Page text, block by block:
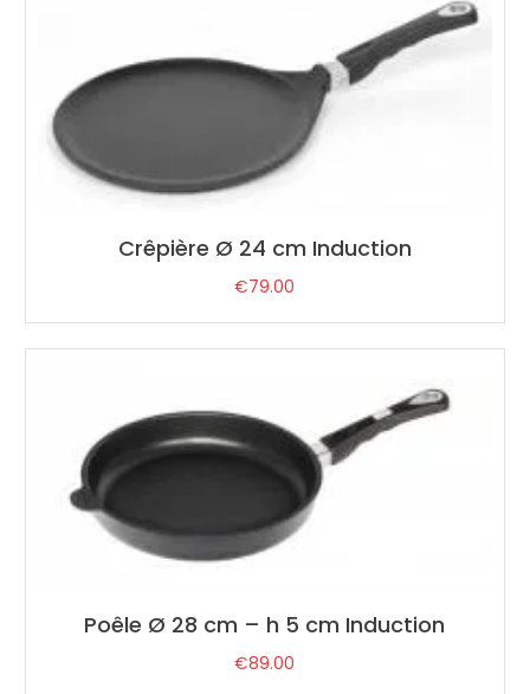
Crêpière Ø 24 cm Induction
€79.00
Poêle Ø 28 cm – h 5 cm Induction
€89.00